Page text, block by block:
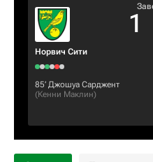
Норвич Сити
1
85‎’‎ Джошуа Сарджент
(Кенни Маклин)